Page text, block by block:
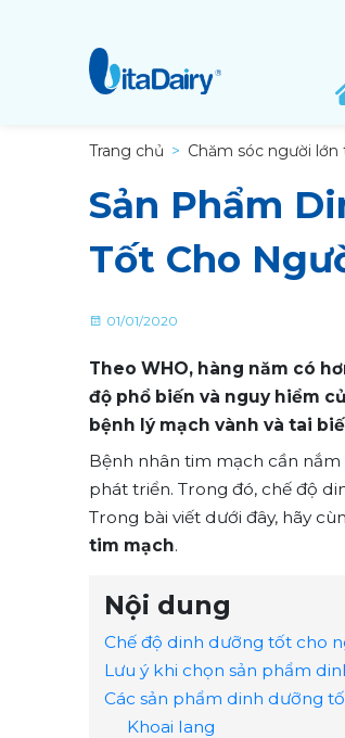
Trang chủ Chăm sóc người lớn
Sản Phẩm
Tốt Cho
01/01/2020
Theo WHO, hàng năm có
độ phổ biến và nguy hiểm
bệnh lý mạch vành và tai
Bệnh nhân tim mạch cần
phát triển. Trong đó, chế độ
Trong bài viết dưới đây, hãy
tim mạch.
Nội dung
Chế độ dinh dưỡng tốt cho
Lưu ý khi chọn sản phẩm
Các sản phẩm dinh dưỡng
Khoai lang